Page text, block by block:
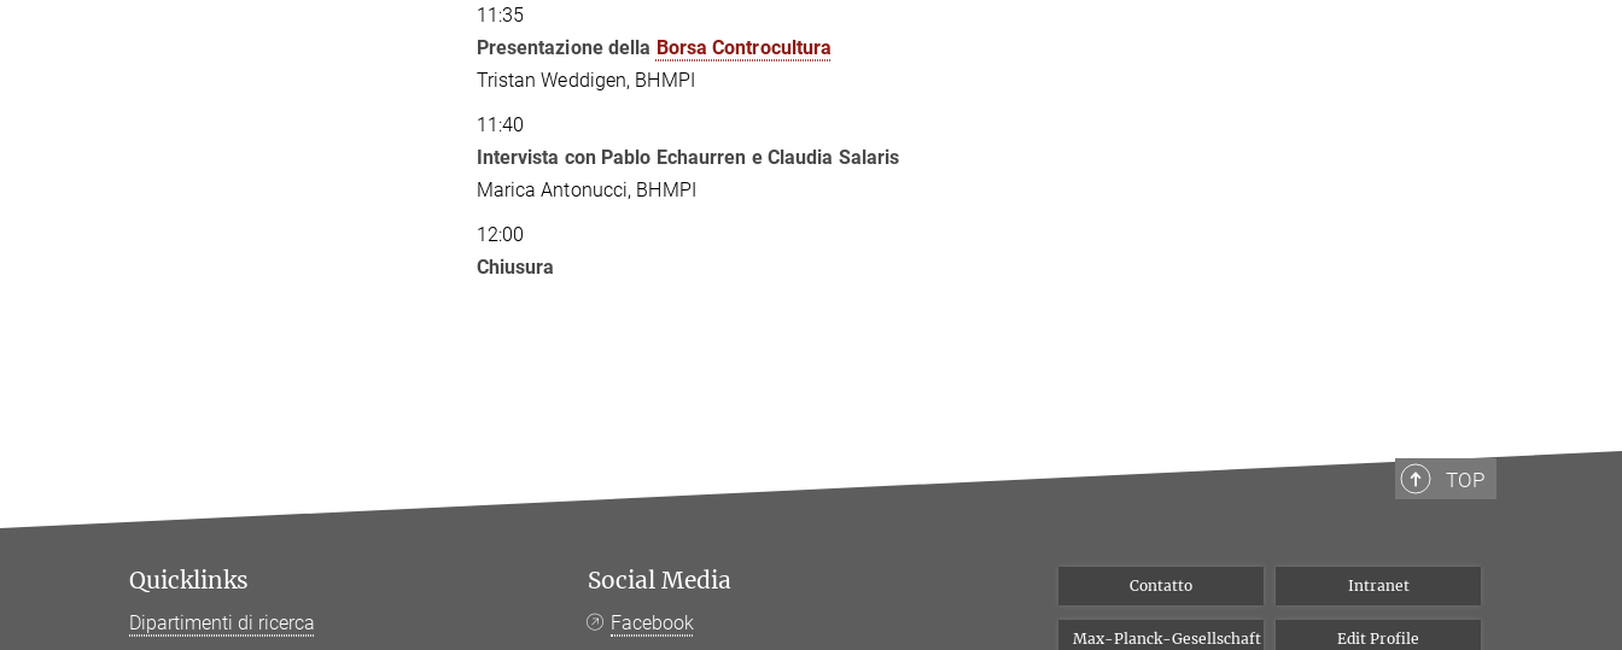
11:35
Presentazione della Borsa Controcultura
Tristan Weddigen, BHMPI
11:40
Intervista con Pablo Echaurren eClaudia Salaris
Marica Antonucci, BHMPI
12:00
Chiusura
TOP
Quicklinks
Dipartimenti di ricerca
Social Media
Facebook
Contatto Intranet
Max-Planck-Gesellschaft Edit Profile